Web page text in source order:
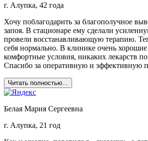
г. Алупка, 42 года
Хочу поблагодарить за благополучное
запоя. В стационаре ему сделали
провели восстанавливающую терапию.
себя нормально. В клинике очень
комфортные условия, никаких лекарств
Спасибо за оперативную и эффективную
Читать полностью...
Белая Мария Сергеевна
г. Алупка, 21 год